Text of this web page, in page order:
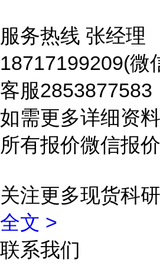
服务热线 张经理
18717199209(微
客服2853877583
如需更多详细资
所有报价微信报
关注更多现货科
全文 >
联系我们